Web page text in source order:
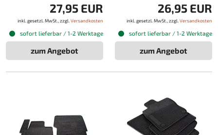
27,95 EUR
inkl. gesetzl. MwSt., zzgl. Versandkosten
sofort lieferbar / 1-2 Werktage
zum Angebot
26,95 EUR
inkl. gesetzl. MwSt., zzgl. Versandkosten
sofort lieferbar / 1-2 Werktage
zum Angebot